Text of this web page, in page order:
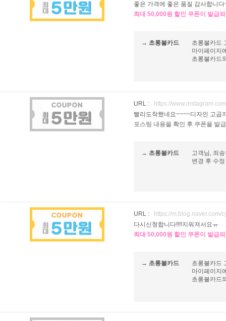
좋은 가격에 좋은 품질 감사합니다
최대 50,000원 할인 쿠폰이 발급
→ 초롱불카드
초롱불카드
마이페이지
초롱불카드
URL :
https://
빨리도착했네요~~~~디자인 고곱
포스팅 내용을 확인 후 쿠폰을 발
→ 초롱불카드
고객님, 죄
변경 후 수
URL :
https://m.blog.naver.com/
다시신청합니다!!!!지워져서요ㅠ
최대 50,000원 할인 쿠폰이 발급
→ 초롱불카드
초롱불카드
마이페이지
초롱불카드